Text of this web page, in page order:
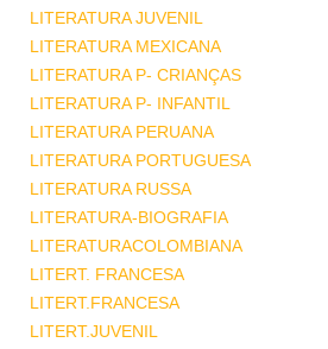
LITERATURA JUVENIL
LITERATURA MEXICANA
LITERATURA P- CRIANÇAS
LITERATURA P- INFANTIL
LITERATURA PERUANA
LITERATURA PORTUGUESA
LITERATURA RUSSA
LITERATURA-BIOGRAFIA
LITERATURACOLOMBIANA
LITERT. FRANCESA
LITERT.FRANCESA
LITERT.JUVENIL